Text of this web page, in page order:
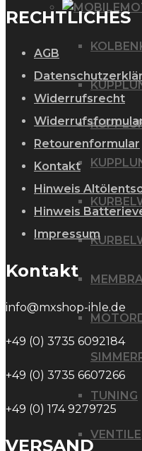
TUNING
VENTILE
RECHTLICHES
AGB
Widerrufsrecht
Retourenformular
Kontakt
Hinweis
Hinweis
Impressum
Kontakt
info@mxshop-ihle.de
+49 (0) 3735 6092184
+49 (0) 3735 6607266
+49 (0) 174 9279725
VERSAND